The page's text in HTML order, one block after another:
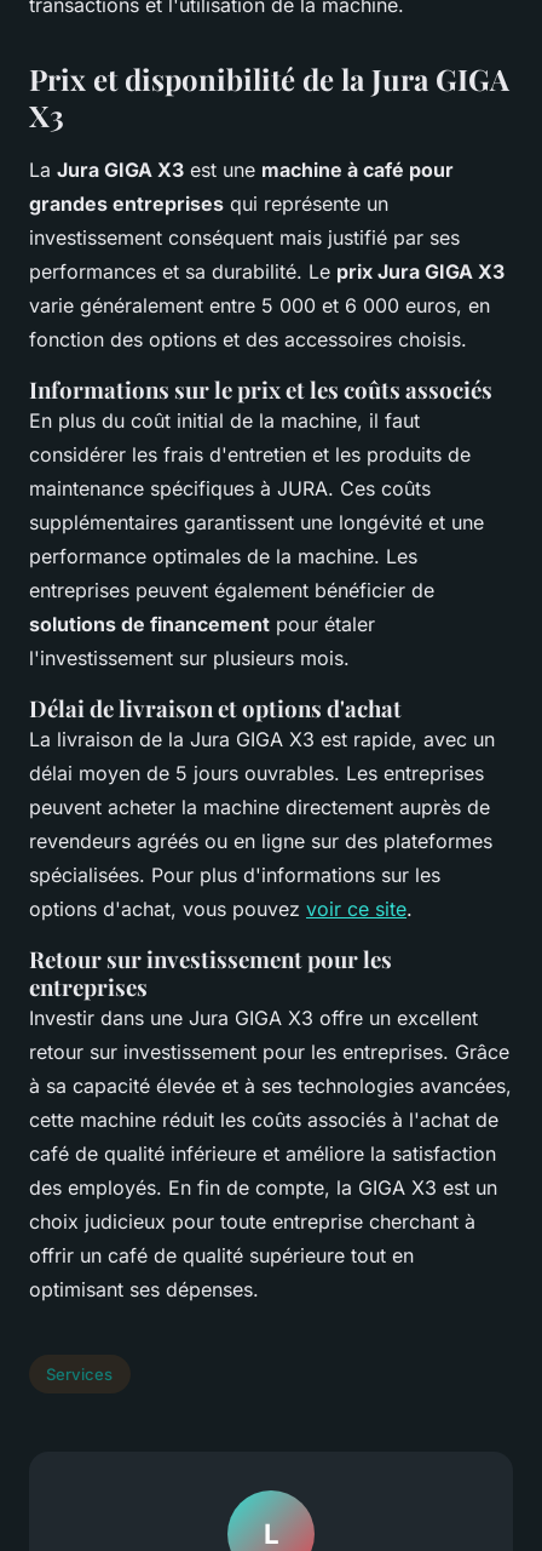
transactions et l'utilisation de la machine.
Prix et disponibilité de la Jura GIGA
X3
La Jura GIGA X3 est une machine à café pour
grandes entreprises qui représente un
investissement conséquent mais justifié par ses
performances et sa durabilité. Le prix Jura GIGA X3
varie généralement entre 5 000 et 6 000 euros, en
fonction des options et des accessoires choisis.
Informations sur le prix et les coûts associés
En plus du coût initial de la machine, il faut
considérer les frais d'entretien et les produits de
maintenance spécifiques à JURA. Ces coûts
supplémentaires garantissent une longévité et une
performance optimales de la machine. Les
entreprises peuvent également bénéficier de
solutions de financement pour étaler
l'investissement sur plusieurs mois.
Délai de livraison et options d'achat
La livraison de la Jura GIGA X3 est rapide, avec un
délai moyen de 5 jours ouvrables. Les entreprises
peuvent acheter la machine directement auprès de
revendeurs agréés ou en ligne sur des plateformes
spécialisées. Pour plus d'informations sur les
options d'achat, vous pouvez voir ce site.
Retour sur investissement pour les
entreprises
Investir dans une Jura GIGA X3 offre un excellent
retour sur investissement pour les entreprises. Grâce
à sa capacité élevée et à ses technologies avancées,
cette machine réduit les coûts associés à l'achat de
café de qualité inférieure et améliore la satisfaction
des employés. En fin de compte, la GIGA X3 est un
choix judicieux pour toute entreprise cherchant à
offrir un café de qualité supérieure tout en
optimisant ses dépenses.
Services
L